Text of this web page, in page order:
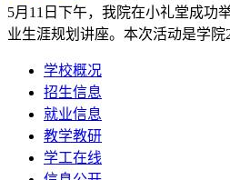
5月11日下午，我院在小礼堂成功
业生涯规划讲座。本次活动是学院
学校概况
招生信息
就业信息
教学教研
学工在线